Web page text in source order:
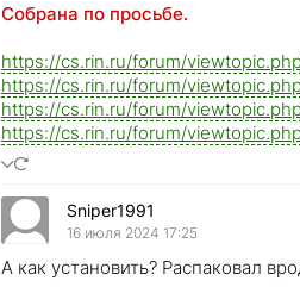
Собрана по просьбе.
https://cs.rin.ru/forum/
https://cs.rin.ru/forum/
https://cs.rin.ru/forum/
https://cs.rin.ru/forum/
Sniper1991
16 июля 2024 17:25
А как установить? Распаковал